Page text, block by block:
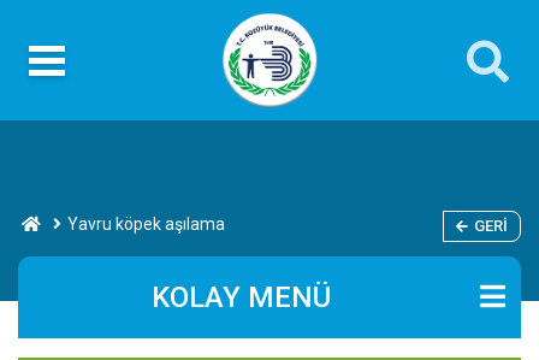
Yavru köpek aşılama GERI
KOLAY MENÜ